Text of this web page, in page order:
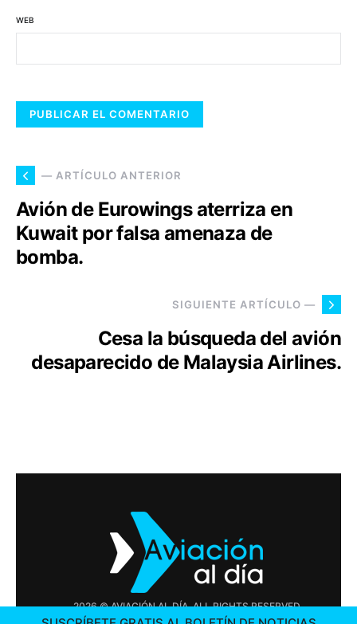
WEB
— ARTÍCULO ANTERIOR
Avión de Eurowings aterriza en
Kuwait por falsa amenaza de
bomba.
SIGUIENTE ARTÍCULO —
Cesa la búsqueda del avión
desaparecido de Malaysia Airlines.
2026 © AVIACIÓN AL DÍA. ALL RIGHTS RESERVED